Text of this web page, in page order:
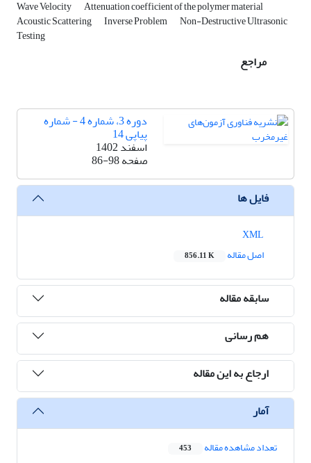
Wave Velocity Attenuation coefficient of the polymer material
Acoustic Scattering Inverse Problem Non-Destructive Ultrasonic
Testing
مراجع
دوره 3، شماره 4 - شماره
پیاپی 14
اسفند 1402
صفحه86-98
فایل ها
اصل مقاله
856.11 K
سابقه مقاله
هم رسانی
ارجاع به این مقاله
آمار
تعداد مشاهده مقاله 453